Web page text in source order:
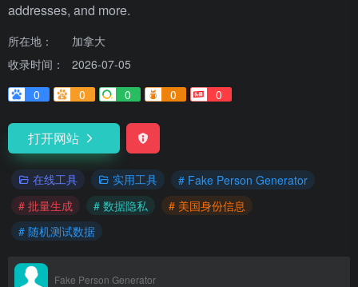
addresses, and more.
所在地：
加拿大
收录时间：
2026-07-05
0
0 0 0 0
打开网站
在线工具 实用工具
# Fake Person Generator
# 批量生成
# 数据隐私
# 美国身份信息
# 随机测试数据
Fake Person Generator